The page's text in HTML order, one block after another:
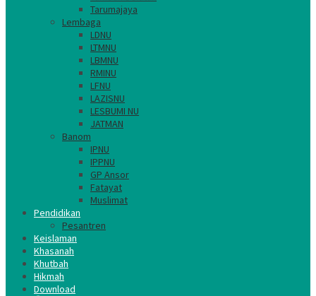
Tarumajaya
Lembaga
LDNU
LTMNU
LBMNU
RMINU
LFNU
LAZISNU
LESBUMI NU
JATMAN
Banom
IPNU
IPPNU
GP Ansor
Fatayat
Muslimat
Pendidikan
Pesantren
Keislaman
Khasanah
Khutbah
Hikmah
Download